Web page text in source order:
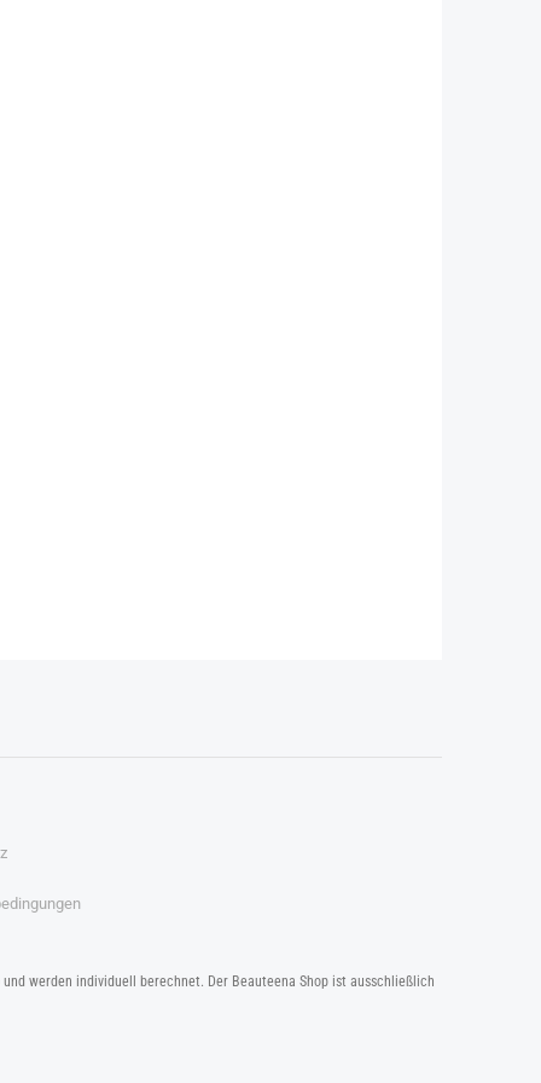
werden individuell berechnet. Der Beauteena Shop ist ausschließlich